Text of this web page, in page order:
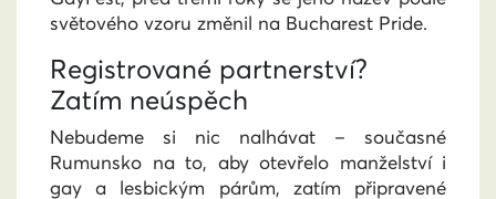
světového vzoru změnil na Bucharest Pride.
Registrované partnerství?
Zatím neúspěch
Nebudeme si nic nalhávat – současné
Rumunsko na to, aby otevřelo manželství i
gay a lesbickým párům, zatím připravené